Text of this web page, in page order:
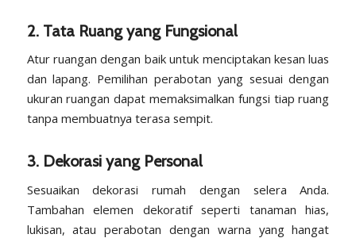
2. Tata Ruang yang Fungsional
Atur ruangan dengan baik untuk menciptakan kesan luas
dan lapang. Pemilihan perabotan yang sesuai dengan
ukuran ruangan dapat memaksimalkan fungsi tiap ruang
tanpa membuatnya terasa sempit.
3. Dekorasi yang Personal
Sesuaikan dekorasi rumah dengan selera Anda.
Tambahan elemen dekoratif seperti tanaman hias,
lukisan, atau perabotan dengan warna yang hangat